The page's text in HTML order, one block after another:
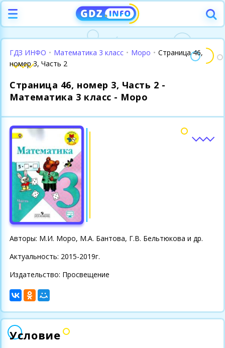
ГДЗ ИНФО • Математика 3 класс • Моро • Страница 46,
номер 3, Часть 2
Страница 46, номер 3, Часть 2 -
Математика 3 класс - Моро
Авторы: М.И. Моро, М.А. Бантова, Г.В. Бельтюкова и др.
Актуальность: 2015-2019г.
Издательство: Просвещение
Условие